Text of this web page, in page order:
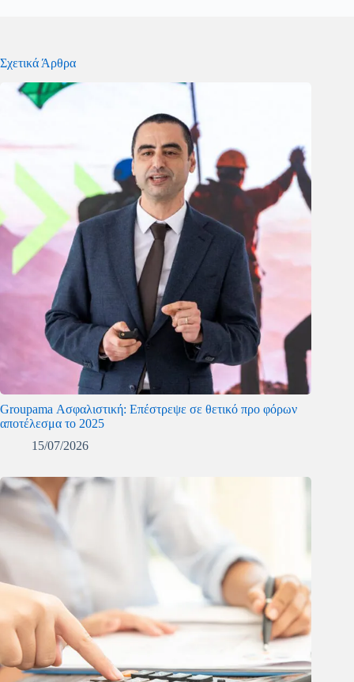
Σχετικά Άρθρα
Groupama Ασφαλιστική: Επέστρεψε σε θετικό προ φόρων
αποτέλεσμα το 2025
15/07/2026